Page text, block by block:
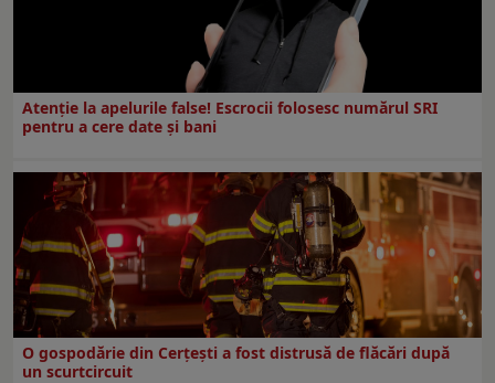
Atenție la apelurile false! Escrocii folosesc numărul SRI
pentru a cere date și bani
O gospodărie din Cerțești a fost distrusă de flăcări după
un scurtcircuit